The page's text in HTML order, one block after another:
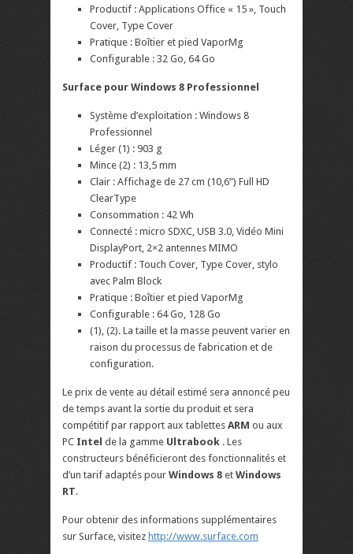
Productif : Applications Office « 15 », Touch
Cover, Type Cover
Pratique : Boîtier et pied VaporMg
Configurable : 32 Go, 64 Go
Surface pour Windows 8 Professionnel
Système d’exploitation : Windows 8
Professionnel
Léger (1) : 903 g
Mince (2) : 13,5 mm
Clair : Affichage de 27 cm (10,6”) Full HD
ClearType
Consommation : 42 Wh
Connecté : micro SDXC, USB 3.0, Vidéo Mini
DisplayPort, 2×2 antennes MIMO
Productif : Touch Cover, Type Cover, stylo
avec Palm Block
Pratique : Boîtier et pied VaporMg
Configurable : 64 Go, 128 Go
(1), (2). La taille et la masse peuvent varier en
raison du processus de fabrication et de
configuration.
Le prix de vente au détail estimé sera annoncé peu
de temps avant la sortie du produit et sera
compétitif par rapport aux tablettes ARM ou aux
PC Intel de la gamme Ultrabook . Les
constructeurs bénéficieront des fonctionnalités et
d’un tarif adaptés pour Windows 8 et Windows
RT.
Pour obtenir des informations supplémentaires
sur Surface, visitez http://www.surface.com